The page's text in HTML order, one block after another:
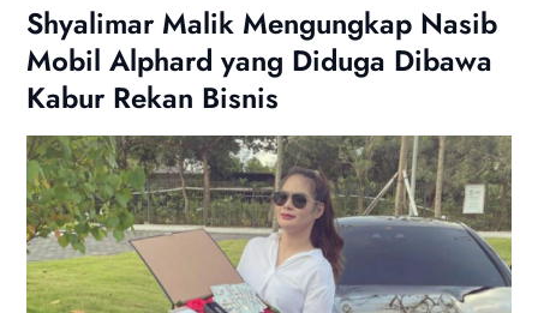
Shyalimar Malik Mengungkap Nasib
Mobil Alphard yang Diduga Dibawa
Kabur Rekan Bisnis